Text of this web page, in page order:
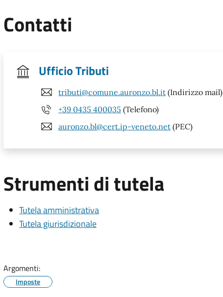
Contatti
Ufficio Tributi
tributi@comune.auronzo.bl.it (Indirizzo mail)
+39 0435 400035 (Telefono)
auronzo.bl@cert.ip-veneto.net (PEC)
Strumenti di tutela
Tutela amministrativa
Tutela giurisdizionale
Argomenti:
Imposte